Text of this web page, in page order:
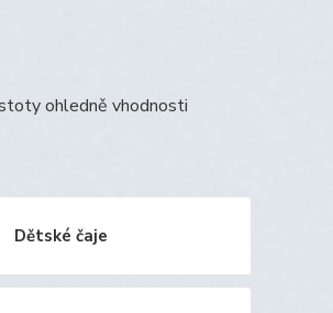
ohledně vhodnosti
Dětské čaje